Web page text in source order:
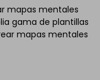
mapas mentales
gama de plantillas
mapas mentales